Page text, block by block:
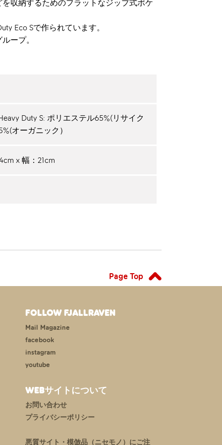
収納するためのフラットなジップ式ポケ
Eco Sで作られています。
ープ。
Duty S: ポリエステル65%(リサイク
オーガニック）
x 幅：21cm
Page Top
FOLLOW FJALLRAVEN
Mail Magazine
facebook
instagram
youtube
WEBサイトについて
お問い合わせ
プライバシーポリシー
悪質サイト・模倣品（ニセモノ）にご注